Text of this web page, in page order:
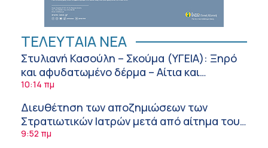
ΤΕΛΕΥΤΑΙΑ ΝΕΑ
Στυλιανή Κασούλη – Σκούμα (ΥΓΕΙΑ): Ξηρό
και αφυδατωμένο δέρμα – Αίτια και
αντιμετώπιση
10:14 πμ
Διευθέτηση των αποζημιώσεων των
Στρατιωτικών Ιατρών μετά από αίτημα του
ΙΣΑ
9:52 πμ